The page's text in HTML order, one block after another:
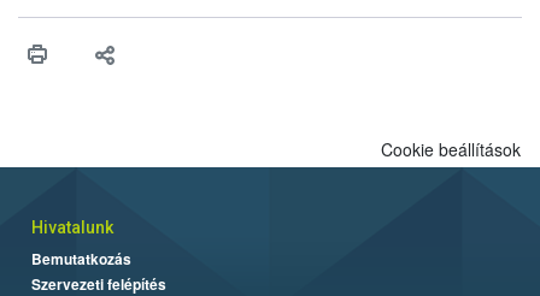
érésű szőlőkben is legyen lehetőség a károsító elleni további
felhasználók számára is elérhető és ökológiai termesztésben is
Cookie beállítások
Hivatalunk
Bemutatkozás
Szervezeti felépítés